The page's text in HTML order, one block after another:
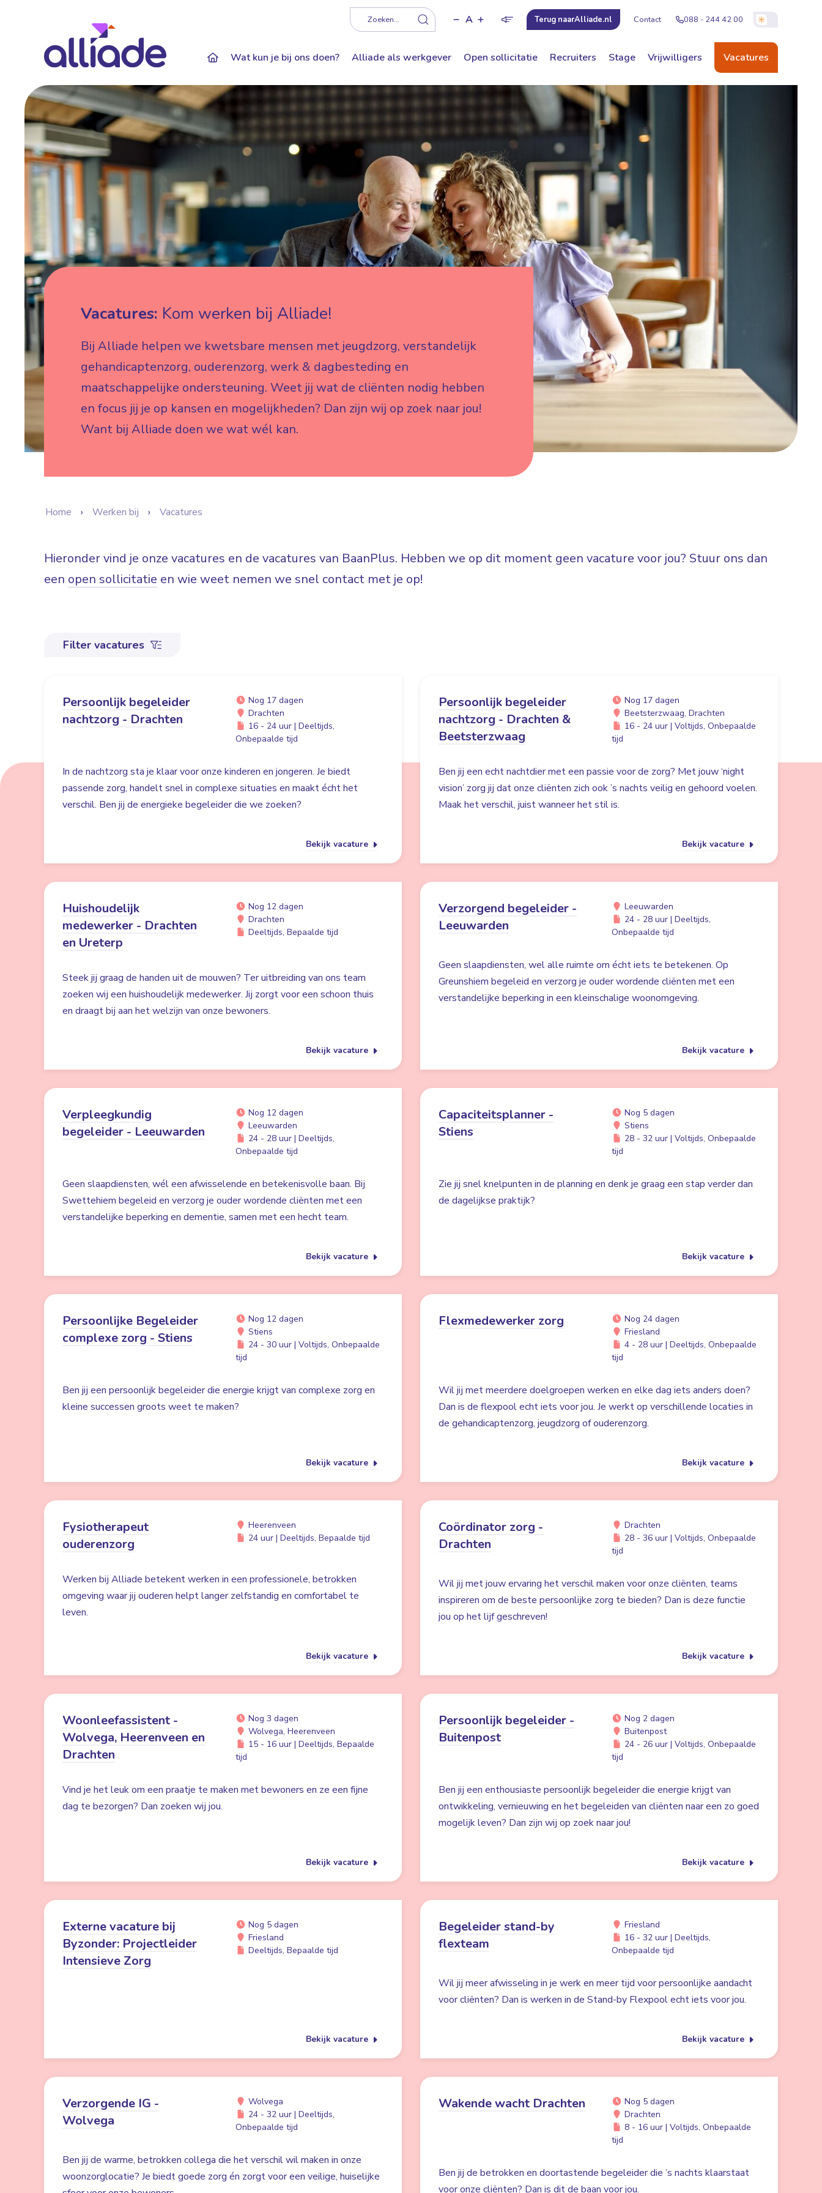
Zoeken... A Terug naarAlliade.nl Contact 088 - 244 42 00
Wat kun je bij ons doen? Alliade als werkgever Open sollicitatie Recruiters Stage Vrijwilligers Vacatures
Vacatures: Kom werken bij Alliade!
Bij Alliade helpen we kwetsbare mensen met jeugdzorg, verstandelijk
gehandicaptenzorg, ouderenzorg, werk & dagbesteding en
maatschappelijke ondersteuning. Weet jij wat de cliënten nodig hebben
en focus jij je op kansen en mogelijkheden? Dan zijn wij op zoek naar jou!
Want bij Alliade doen we wat wél kan.
Home Werken bij Vacatures
Hieronder vind je onze vacatures en de vacatures van BaanPlus. Hebben we op dit moment geen vacature voor jou? Stuur ons dan
een open sollicitatie en wie weet nemen we snel contact met je op!
Filter vacatures
Persoonlijk begeleider
nachtzorg - Drachten
Nog 17 dagen
Drachten
16 - 24 uur | Deeltijds,
Onbepaalde tijd
In de nachtzorg sta je klaar voor onze kinderen en jongeren. Je biedt
passende zorg, handelt snel in complexe situaties en maakt écht het
verschil. Ben jij de energieke begeleider die we zoeken?
Bekijk vacature
Persoonlijk begeleider
nachtzorg - Drachten &
Beetsterzwaag
Nog 17 dagen
Beetsterzwaag, Drachten
16 - 24 uur | Voltijds, Onbepaalde
tijd
Ben jij een echt nachtdier met een passie voor de zorg? Met jouw ‘night
vision’ zorg jij dat onze cliënten zich ook ’s nachts veilig en gehoord voelen.
Maak het verschil, juist wanneer het stil is.
Bekijk vacature
Huishoudelijk
medewerker - Drachten
en Ureterp
Nog 12 dagen
Drachten
Deeltijds, Bepaalde tijd
Steek jij graag de handen uit de mouwen? Ter uitbreiding van ons team
zoeken wij een huishoudelijk medewerker. Jij zorgt voor een schoon thuis
en draagt bij aan het welzijn van onze bewoners.
Bekijk vacature
Verzorgend begeleider -
Leeuwarden
Leeuwarden
24 - 28 uur | Deeltijds,
Onbepaalde tijd
Geen slaapdiensten, wel alle ruimte om écht iets te betekenen. Op
Greunshiem begeleid en verzorg je ouder wordende cliënten met een
verstandelijke beperking in een kleinschalige woonomgeving.
Bekijk vacature
Verpleegkundig
begeleider - Leeuwarden
Nog 12 dagen
Leeuwarden
24 - 28 uur | Deeltijds,
Onbepaalde tijd
Geen slaapdiensten, wél een afwisselende en betekenisvolle baan. Bij
Swettehiem begeleid en verzorg je ouder wordende cliënten met een
verstandelijke beperking en dementie, samen met een hecht team.
Bekijk vacature
Capaciteitsplanner -
Stiens
Nog 5 dagen
Stiens
28 - 32 uur | Voltijds, Onbepaalde
tijd
Zie jij snel knelpunten in de planning en denk je graag een stap verder dan
de dagelijkse praktijk?
Bekijk vacature
Persoonlijke Begeleider
complexe zorg - Stiens
Nog 12 dagen
Stiens
24 - 30 uur | Voltijds, Onbepaalde
tijd
Ben jij een persoonlijk begeleider die energie krijgt van complexe zorg en
kleine successen groots weet te maken?
Bekijk vacature
Flexmedewerker zorg
Nog 24 dagen
Friesland
4 - 28 uur | Deeltijds, Onbepaalde
tijd
Wil jij met meerdere doelgroepen werken en elke dag iets anders doen?
Dan is de flexpool echt iets voor jou. Je werkt op verschillende locaties in
de gehandicaptenzorg, jeugdzorg of ouderenzorg.
Bekijk vacature
Fysiotherapeut
ouderenzorg
Heerenveen
24 uur | Deeltijds, Bepaalde tijd
Werken bij Alliade betekent werken in een professionele, betrokken
omgeving waar jij ouderen helpt langer zelfstandig en comfortabel te
leven.
Bekijk vacature
Coördinator zorg -
Drachten
Drachten
28 - 36 uur | Voltijds, Onbepaalde
tijd
Wil jij met jouw ervaring het verschil maken voor onze cliënten, teams
inspireren om de beste persoonlijke zorg te bieden? Dan is deze functie
jou op het lijf geschreven!
Bekijk vacature
Woonleefassistent -
Wolvega, Heerenveen en
Drachten
Nog 3 dagen
Wolvega, Heerenveen
15 - 16 uur | Deeltijds, Bepaalde
tijd
Vind je het leuk om een praatje te maken met bewoners en ze een fijne
dag te bezorgen? Dan zoeken wij jou.
Bekijk vacature
Persoonlijk begeleider -
Buitenpost
Nog 2 dagen
Buitenpost
24 - 26 uur | Voltijds, Onbepaalde
tijd
Ben jij een enthousiaste persoonlijk begeleider die energie krijgt van
ontwikkeling, vernieuwing en het begeleiden van cliënten naar een zo goed
mogelijk leven? Dan zijn wij op zoek naar jou!
Bekijk vacature
Externe vacature bij
Byzonder: Projectleider
Intensieve Zorg
Nog 5 dagen
Friesland
Deeltijds, Bepaalde tijd
Bekijk vacature
Begeleider stand-by
flexteam
Friesland
16 - 32 uur | Deeltijds,
Onbepaalde tijd
Wil jij meer afwisseling in je werk en meer tijd voor persoonlijke aandacht
voor cliënten? Dan is werken in de Stand-by Flexpool echt iets voor jou.
Bekijk vacature
Verzorgende IG -
Wolvega
Wolvega
24 - 32 uur | Deeltijds,
Onbepaalde tijd
Ben jij de warme, betrokken collega die het verschil wil maken in onze
woonzorglocatie? Je biedt goede zorg én zorgt voor een veilige, huiselijke
Wakende wacht Drachten
Nog 5 dagen
Drachten
8 - 16 uur | Voltijds, Onbepaalde
tijd
Ben jij de betrokken en doortastende begeleider die ’s nachts klaarstaat
voor onze cliënten? Dan is dit de baan voor jou.